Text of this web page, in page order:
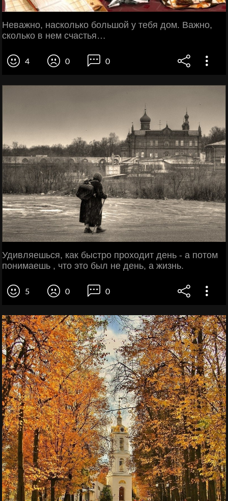
Неважно, насколько большой у тебя дом. Важно,
сколько в нем счастья…
4 0 0
Удивляешься, как быстро проходит день - а потом
понимаешь , что это был не день, а жизнь.
5 0 0